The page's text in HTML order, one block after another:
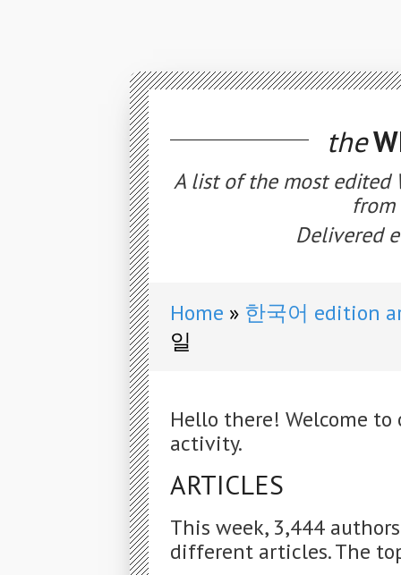
the
A list of the most edited
from
Delivered
Home
한국어 edition
일
Hello there! Welcome
activity.
ARTICLES
This week, 3,444
different articles. The